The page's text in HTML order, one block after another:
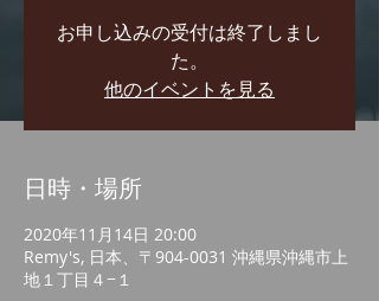
お申し込みの受付は終了しまし
た。
他のイベントを見る
日時・場所
2020年11月14日 20:00
Remy's, 日本、〒904-0031 沖縄県沖縄市上
地１丁目４−１